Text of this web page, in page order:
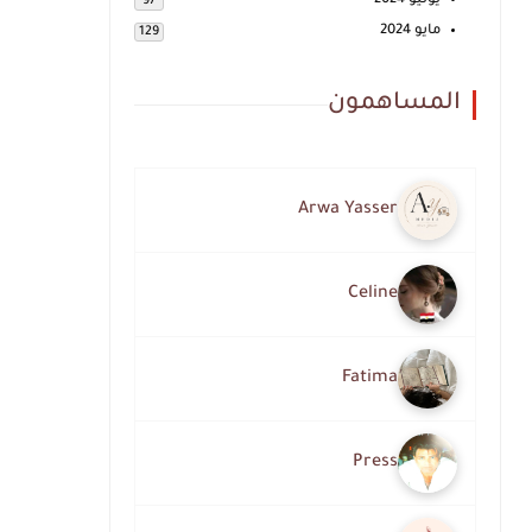
مايو 2024 129
المساهمون
Arwa Yasser
Celine
Fatima
Press